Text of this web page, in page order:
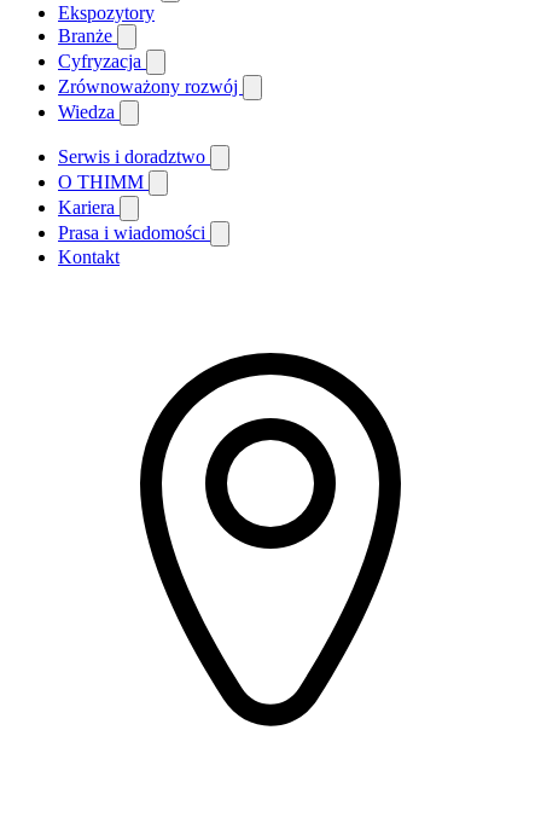
Ekspozytory
Branże
Cyfryzacja
Zrównoważony rozwój
Wiedza
Serwis i doradztwo
O THIMM
Kariera
Prasa i wiadomości
Kontakt